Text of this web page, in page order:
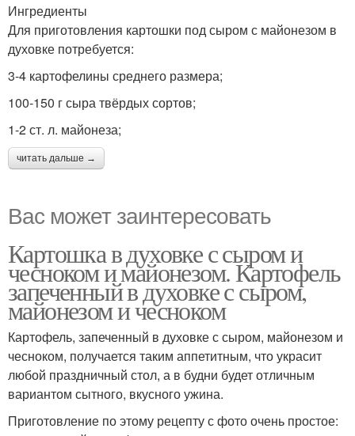
Ингредиенты
Для приготовления картошки под сыром с майонезом в
духовке потребуется:
3-4 картофелины среднего размера;
100-150 г сыра твёрдых сортов;
1-2 ст. л. майонеза;
читать дальше →
Вас может заинтересовать
Картошка в духовке с сыром и
чесноком и майонезом. Картофель
запеченный в духовке с сыром,
майонезом и чесноком
Картофель, запеченный в духовке с сыром, майонезом и
чесноком, получается таким аппетитным, что украсит
любой праздничный стол, а в будни будет отличным
вариантом сытного, вкусного ужина.
Приготовление по этому рецепту с фото очень простое: